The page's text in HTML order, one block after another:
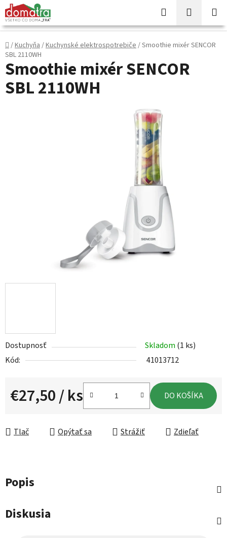
Prejsť
na
obsah
Hľadať
KOŠÍK
Domov
/Kuchyňa/Kuchynské elektrospotrebiče/Smoothie mixér SENCOR
SBL 2110WH
Dostupnosť Skladom (1 ks)
Kód:
41013712
€27,50/ ks DO KOŠÍKA
Tlač Opýtať sa Strážiť Zdieľať
Smoothie mixér SENCOR
SBL 2110WH
Popis
Diskusia